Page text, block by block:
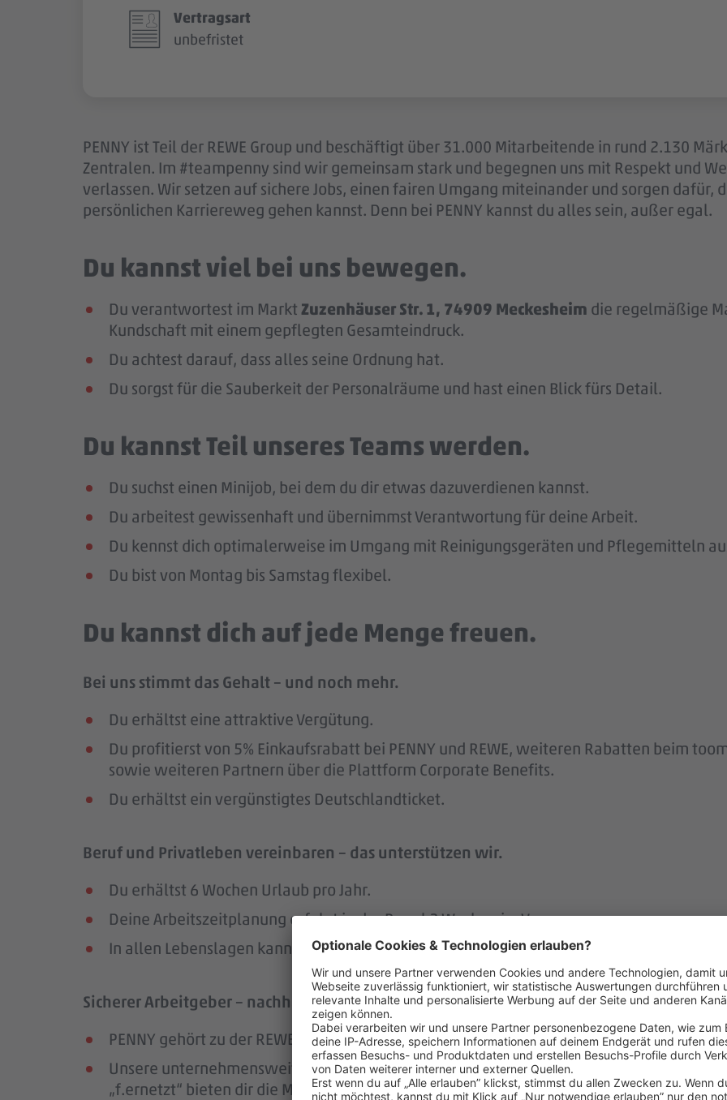
Vertragsart
unbefristet
PENNY ist Teil der REWE Group und beschäftigt über 31.000 Mitarbeitende in rund 2.130
Zentralen. Im #teampenny sind wir gemeinsam stark und begegnen uns mit Respekt und
verlassen. Wir setzen auf sichere Jobs, einen fairen Umgang miteinander und sorgen dafür,
persönlichen Karriereweg gehen kannst. Denn bei PENNY kannst du alles sein, außer egal.
Du kannst viel bei uns bewegen.
Du verantwortest im Markt Zuzenhäuser Str. 1, 74909 Meckesheim die regelmäßige
Kundschaft mit einem gepflegten Gesamteindruck.
Du achtest darauf, dass alles seine Ordnung hat.
Du sorgst für die Sauberkeit der Personalräume und hast einen Blick fürs Detail.
Du kannst Teil unseres Teams werden.
Du suchst einen Minijob, bei dem du dir etwas dazuverdienen kannst.
Du arbeitest gewissenhaft und übernimmst Verantwortung für deine Arbeit.
Du kennst dich optimalerweise im Umgang mit Reinigungsgeräten und Pflegemitteln
Du bist von Montag bis Samstag flexibel.
Du kannst dich auf jede Menge freuen.
Bei uns stimmt das Gehalt – und noch mehr.
Du erhältst eine attraktive Vergütung.
Du profitierst von 5% Einkaufsrabatt bei PENNY und REWE, weiteren Rabatten beim
sowie weiteren Partnern über die Plattform Corporate Benefits.
Du erhältst ein vergünstigtes Deutschlandticket.
Beruf und Privatleben vereinbaren – das unterstützen wir.
Du erhältst 6 Wochen Urlaub pro Jahr.
Deine Arbeitszeitplanung erfolgt in der Regel 2 Wochen im Voraus.
In allen Lebenslagen kannst du dich an geschulte Vertrauenspersonen wenden, um
Sicherer Arbeitgeber – nachhaltig und menschlich.
PENNY gehört zu der REWE Group, einem der größten Arbeitgeber Deutschlands.
Unsere unternehmensweiten Netzwerke wie das LGBTIQ-Netzwerk „DITO – different
„f.ernetzt“ bieten dir die Möglichkeit zum Austausch rund um Karriere und persönliche